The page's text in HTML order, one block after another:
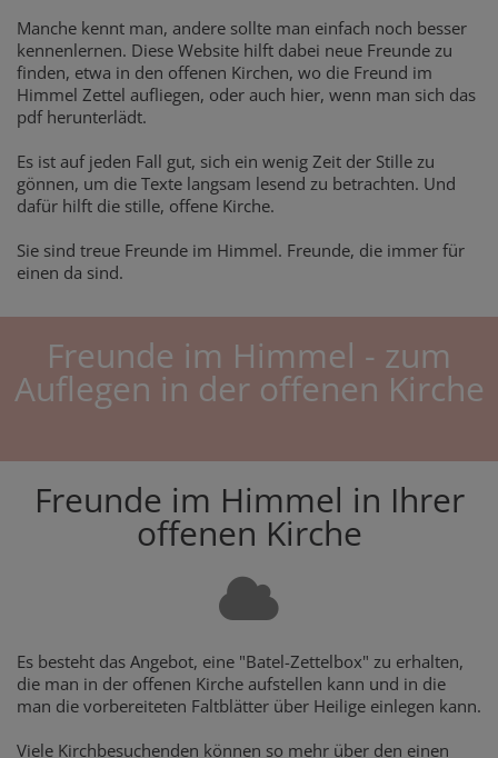
Manche kennt man, andere sollte man einfach noch besser
kennenlernen. Diese Website hilft dabei neue Freunde zu
finden, etwa in den offenen Kirchen, wo die Freund im
Himmel Zettel aufliegen, oder auch hier, wenn man sich das
pdf herunterlädt.
Es ist auf jeden Fall gut, sich ein wenig Zeit der Stille zu
gönnen, um die Texte langsam lesend zu betrachten. Und
dafür hilft die stille, offene Kirche.
Sie sind treue Freunde im Himmel. Freunde, die immer für
einen da sind.
Freunde im Himmel - zum
Auflegen in der offenen Kirche
Freunde im Himmel in Ihrer
offenen Kirche
Es besteht das Angebot, eine "Batel-Zettelbox" zu erhalten,
die man in der offenen Kirche aufstellen kann und in die
man die vorbereiteten Faltblätter über Heilige einlegen kann.
Viele Kirchbesuchenden können so mehr über den einen